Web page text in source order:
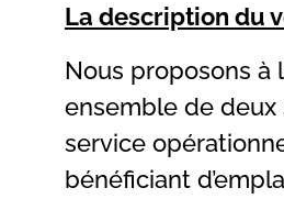
La description du
Nous proposons à
ensemble de deux
service
bénéficiant